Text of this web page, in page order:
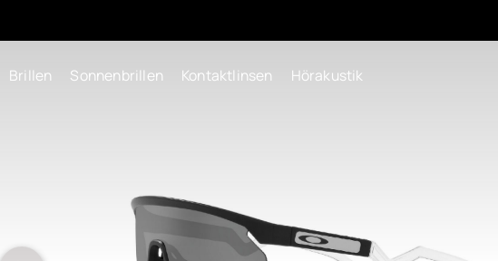
Brillen Sonnenbrillen Kontaktlinsen Hörakustik